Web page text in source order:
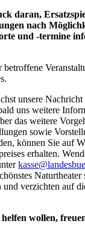
daran,
nach
und -termine
unsere
uns weitere
das weitere
sowie
können Sie auf
erhalten.
und verzichten auf
wollen,